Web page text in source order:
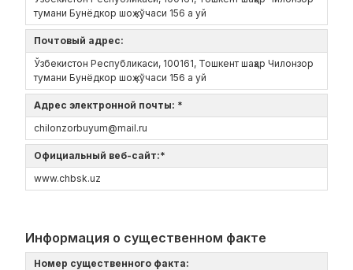
тумани Бунёдкор шоҳ кўчаси 156 а уй
Почтовый адрес:
Ўзбекистон Республикаси, 100161, Тошкент шаҳар Чилонзор
тумани Бунёдкор шоҳ кўчаси 156 а уй
Адрес электронной почты: *
chilonzorbuyum@mail.ru
Официальный веб-сайт:*
www.chbsk.uz
Информация о существенном факте
Номер существенного факта: